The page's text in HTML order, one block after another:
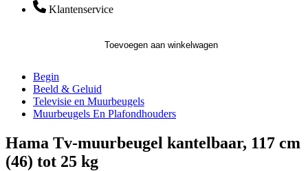
Klantenservice
Toevoegen aan winkelwagen
Begin
Beeld & Geluid
Televisie en Muurbeugels
Muurbeugels En Plafondhouders
Hama Tv-muurbeugel kantelbaar, 117 cm
(46) tot 25 kg